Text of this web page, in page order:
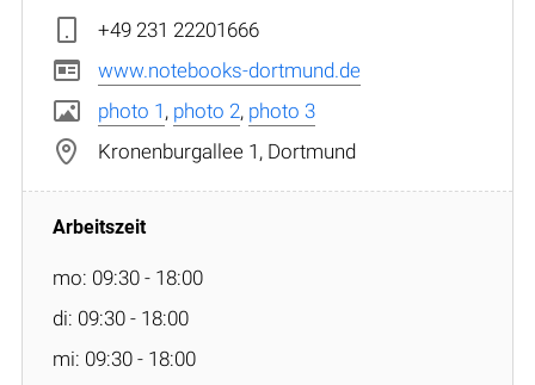
+49 231 22201666
www.notebooks-dortmund.de
photo 1 , photo 2, photo 3
Kronenburgallee 1, Dortmund
mo: 09:30 - 18:00
di: 09:30 - 18:00
mi: 09:30 - 18:00